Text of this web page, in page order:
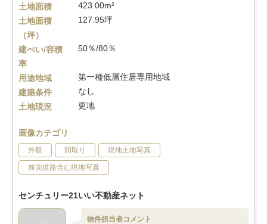
土地面積
423.00m²
土地面積
（坪）
127.95坪
建ぺい/容積
率
50％/80％
用途地域
第一種低層住居専用地域
建築条件
なし
土地現況
更地
画像カテゴリ
外観 間取り 現地土地写真
前面道路含む現地写真
センチュリー21いい不動産ネット
物件担当者コメント